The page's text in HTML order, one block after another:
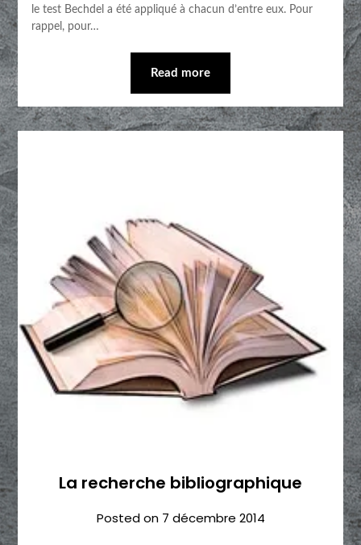
le test Bechdel a été appliqué à chacun d’entre eux. Pour
rappel, pour…
Read more
La recherche bibliographique
Posted on 7 décembre 2014